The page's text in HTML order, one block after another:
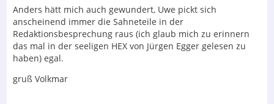
Anders hätt mich auch gewundert, Uwe pickt sich
anscheinend immer die Sahneteile in der
Redaktionsbesprechung raus (ich glaub mich zu erinnern
das mal in der seeligen HEX von Jürgen Egger gelesen zu
haben) egal.
gruß Volkmar